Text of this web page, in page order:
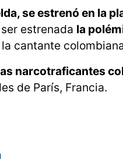
se estrenó en la
estrenada la
cantante
narcotraficantes
de París, Francia.